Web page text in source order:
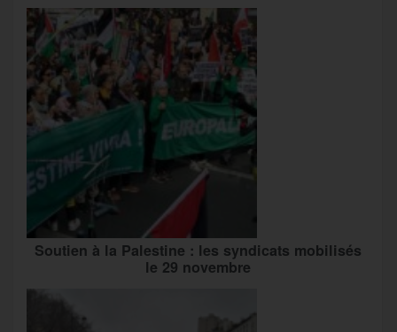
Soutien à la Palestine : les syndicats mobilisés
le 29 novembre